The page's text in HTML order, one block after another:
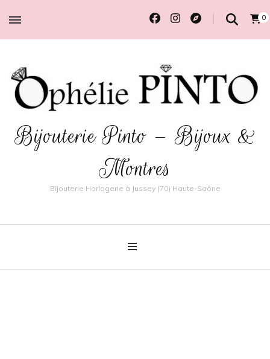
0
Bijouterie Pinto – Bijoux &
Montres
Bijouterie Horlogerie à Jussey (70) Haute-Saône